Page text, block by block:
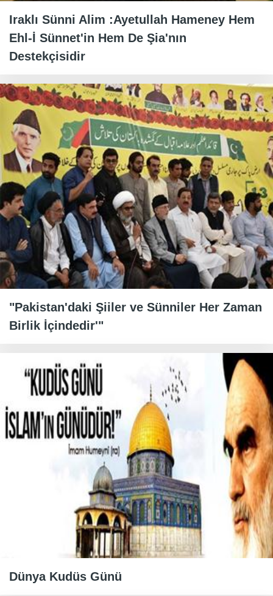
Iraklı Sünni Alim :Ayetullah Hameney Hem
Ehl-İ Sünnet'in Hem De Şia'nın
Destekçisidir
"Pakistan'daki Şiiler ve Sünniler Her Zaman
Birlik İçindedir'"
Dünya Kudüs Günü